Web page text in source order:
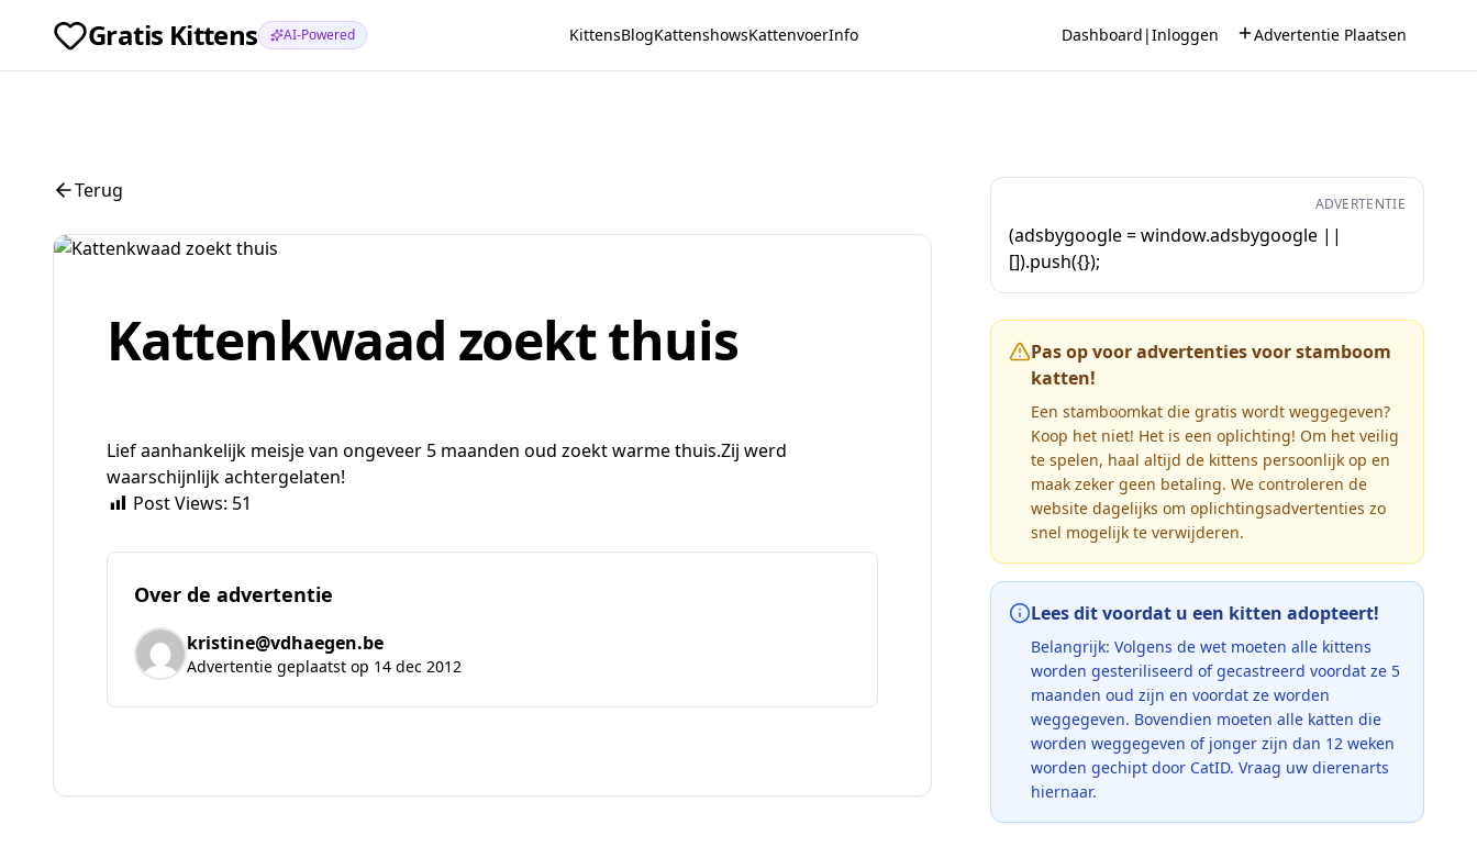
Gratis Kittens AI-Powered KittensBlogKattenshowsKattenvoerInfo Dashboard |Inloggen Advertentie Plaatsen
Terug
Kattenkwaad zoekt thuis
Lief aanhankelijk meisje van ongeveer 5 maanden oud zoekt warme thuis.Zij werd
waarschijnlijk achtergelaten!
Post Views: 51
Over de advertentie
kristine@vdhaegen.be
Advertentie geplaatst op 14 dec 2012
ADVERTENTIE
(adsbygoogle = window.adsbygoogle ||
[]).push({});
Pas op voor advertenties voor stamboom
katten!
Een stamboomkat die gratis wordt weggegeven?
Koop het niet! Het is een oplichting! Om het veilig
te spelen, haal altijd de kittens persoonlijk op en
maak zeker geen betaling. We controleren de
website dagelijks om oplichtingsadvertenties zo
snel mogelijk te verwijderen.
Lees dit voordat u een kitten adopteert!
Belangrijk: Volgens de wet moeten alle kittens
worden gesteriliseerd of gecastreerd voordat ze 5
maanden oud zijn en voordat ze worden
weggegeven. Bovendien moeten alle katten die
worden weggegeven of jonger zijn dan 12 weken
worden gechipt door CatID. Vraag uw dierenarts
hiernaar.